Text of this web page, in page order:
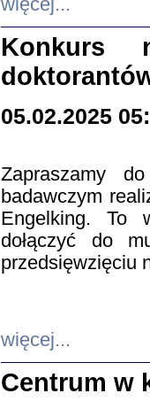
więcej...
Konkurs
05.02.2025
Zapraszamy
badawczym
Engelking. To
dołączyć do
przedsięwzięciu
więcej...
Centrum w